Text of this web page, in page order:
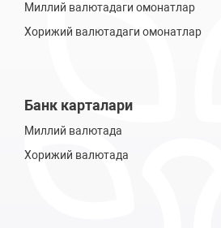
Миллий валютадаги омонатлар
Хорижий валютадаги омонатлар
Банк карталари
Миллий валютада
Хорижий валютада